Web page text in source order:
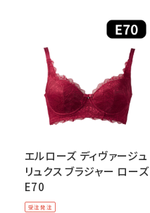
受注発注
エルローズ ディヴァージュ
リュクス ブラジャー ローズ
E70